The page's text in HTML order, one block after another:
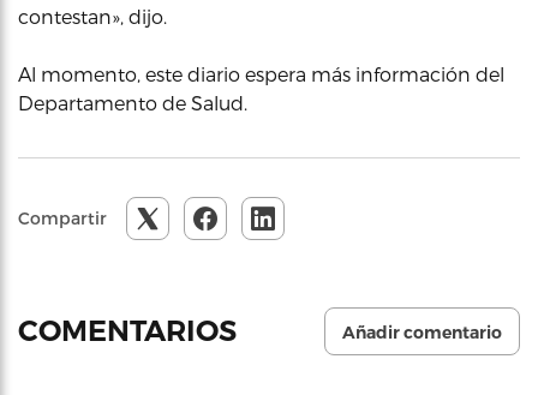
contestan», dijo.
Al momento, este diario espera más información del
Departamento de Salud.
Compartir
COMENTARIOS Añadir comentario